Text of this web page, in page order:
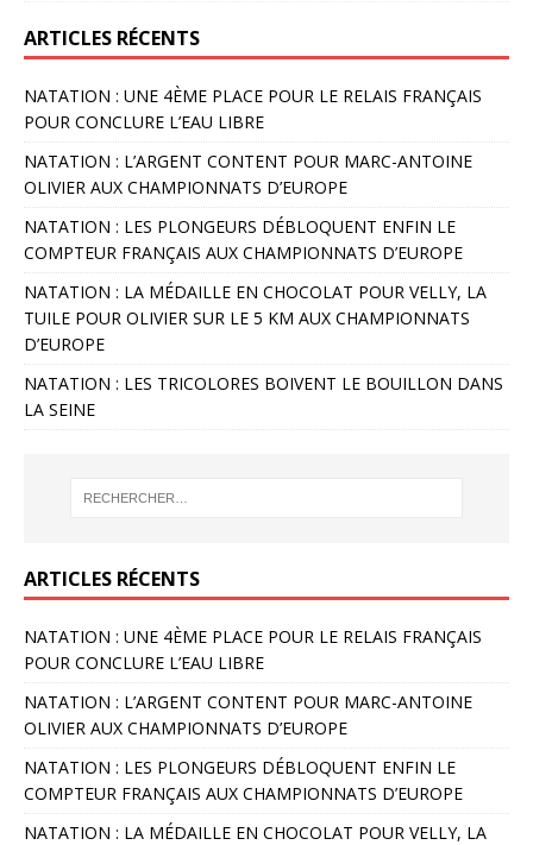
ARTICLES RÉCENTS
NATATION : UNE 4ÈME PLACE POUR LE RELAIS FRANÇAIS
POUR CONCLURE L’EAU LIBRE
NATATION : L’ARGENT CONTENT POUR MARC-ANTOINE
OLIVIER AUX CHAMPIONNATS D’EUROPE
NATATION : LES PLONGEURS DÉBLOQUENT ENFIN LE
COMPTEUR FRANÇAIS AUX CHAMPIONNATS D’EUROPE
NATATION : LA MÉDAILLE EN CHOCOLAT POUR VELLY, LA
TUILE POUR OLIVIER SUR LE 5 KM AUX CHAMPIONNATS
D’EUROPE
NATATION : LES TRICOLORES BOIVENT LE BOUILLON DANS
LA SEINE
ARTICLES RÉCENTS
NATATION : UNE 4ÈME PLACE POUR LE RELAIS FRANÇAIS
POUR CONCLURE L’EAU LIBRE
NATATION : L’ARGENT CONTENT POUR MARC-ANTOINE
OLIVIER AUX CHAMPIONNATS D’EUROPE
NATATION : LES PLONGEURS DÉBLOQUENT ENFIN LE
COMPTEUR FRANÇAIS AUX CHAMPIONNATS D’EUROPE
NATATION : LA MÉDAILLE EN CHOCOLAT POUR VELLY, LA